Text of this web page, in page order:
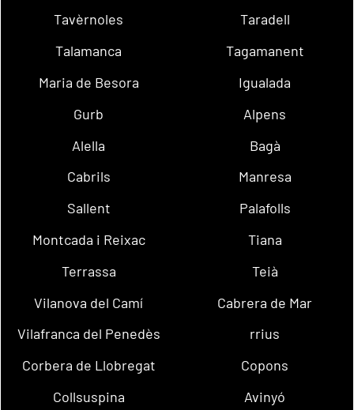
Tavèrnoles
Taradell
Talamanca
Tagamanent
Maria de Besora
Igualada
Gurb
Alpens
Alella
Bagà
Cabrils
Manresa
Sallent
Palafolls
Montcada i Reixac
Tiana
Terrassa
Teià
Vilanova del Camí
Cabrera de Mar
Vilafranca del Penedès
rrius
Corbera de Llobregat
Copons
Collsuspina
Avinyó